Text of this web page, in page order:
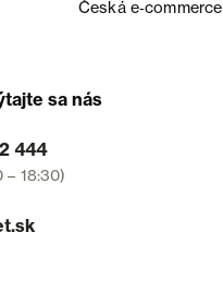
Česká e‑commerce
sa nás
444
– 18:30)